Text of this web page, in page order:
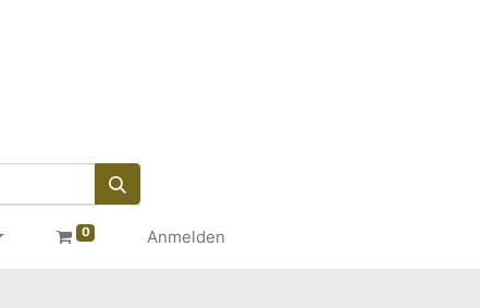
0 Anmelden